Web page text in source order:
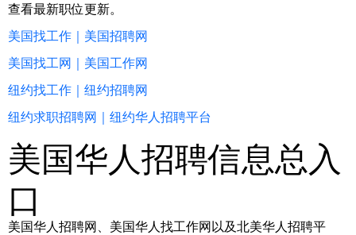
查看最新职位更新。
美国找工作｜美国招聘网
美国找工网｜美国工作网
纽约找工作｜纽约招聘网
纽约求职招聘网｜纽约华人招聘平台
美国华人招聘信息总入
口
美国华人招聘网、美国华人找工作网以及北美华人招聘平